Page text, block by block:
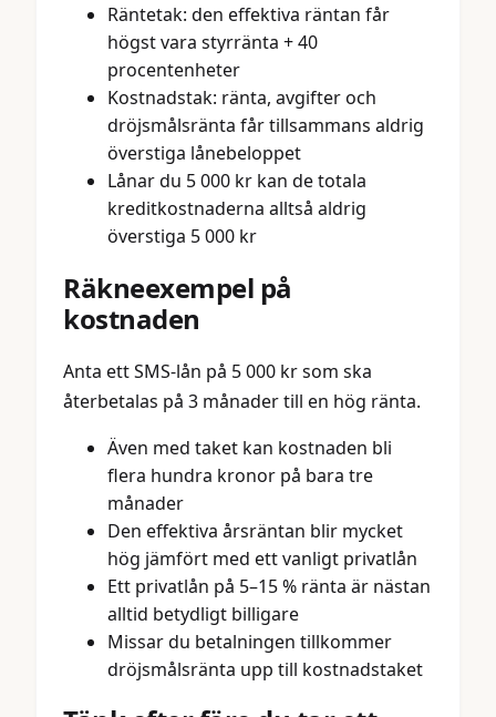
Räntetak: den effektiva räntan får
högst vara styrränta + 40
procentenheter
Kostnadstak: ränta, avgifter och
dröjsmålsränta får tillsammans aldrig
överstiga lånebeloppet
Lånar du 5 000 kr kan de totala
kreditkostnaderna alltså aldrig
överstiga 5 000 kr
Räkneexempel på
kostnaden
Anta ett SMS-lån på 5 000 kr som ska
återbetalas på 3 månader till en hög ränta.
Även med taket kan kostnaden bli
flera hundra kronor på bara tre
månader
Den effektiva årsräntan blir mycket
hög jämfört med ett vanligt privatlån
Ett privatlån på 5–15 % ränta är nästan
alltid betydligt billigare
Missar du betalningen tillkommer
dröjsmålsränta upp till kostnadstaket